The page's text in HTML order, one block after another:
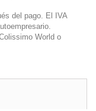
del pago. El IVA
World o